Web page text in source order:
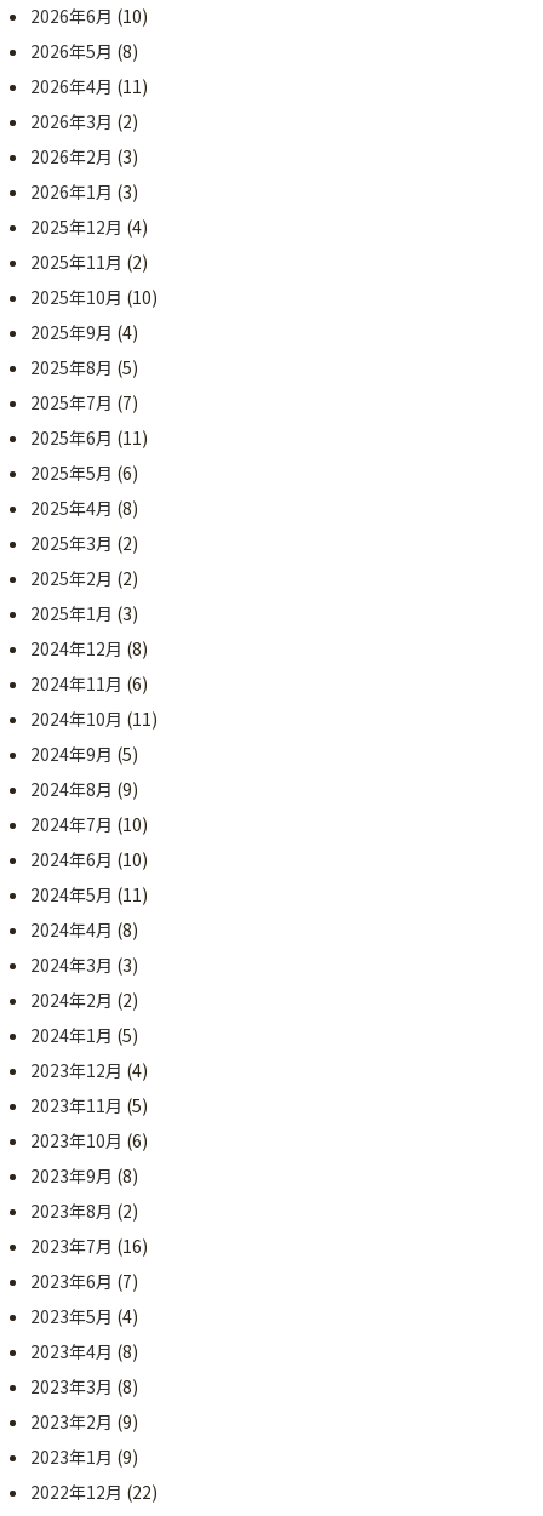
2026年6月 (10)
2026年5月 (8)
2026年4月 (11)
2026年3月 (2)
2026年2月 (3)
2026年1月 (3)
2025年12月 (4)
2025年11月 (2)
2025年10月 (10)
2025年9月 (4)
2025年8月 (5)
2025年7月 (7)
2025年6月 (11)
2025年5月 (6)
2025年4月 (8)
2025年3月 (2)
2025年2月 (2)
2025年1月 (3)
2024年12月 (8)
2024年11月 (6)
2024年10月 (11)
2024年9月 (5)
2024年8月 (9)
2024年7月 (10)
2024年6月 (10)
2024年5月 (11)
2024年4月 (8)
2024年3月 (3)
2024年2月 (2)
2024年1月 (5)
2023年12月 (4)
2023年11月 (5)
2023年10月 (6)
2023年9月 (8)
2023年8月 (2)
2023年7月 (16)
2023年6月 (7)
2023年5月 (4)
2023年4月 (8)
2023年3月 (8)
2023年2月 (9)
2023年1月 (9)
2022年12月 (22)